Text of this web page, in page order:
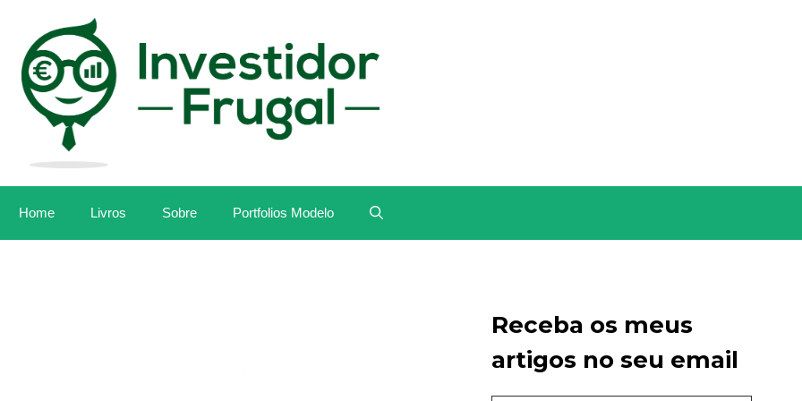
Home Livros Sobre Portfolios Modelo
Receba os meus
artigos no seu email